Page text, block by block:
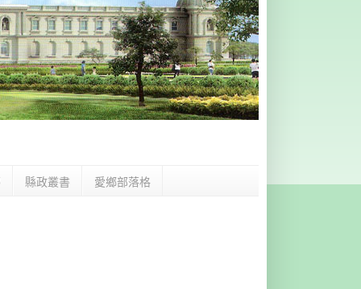
縣政叢書 愛鄉部落格